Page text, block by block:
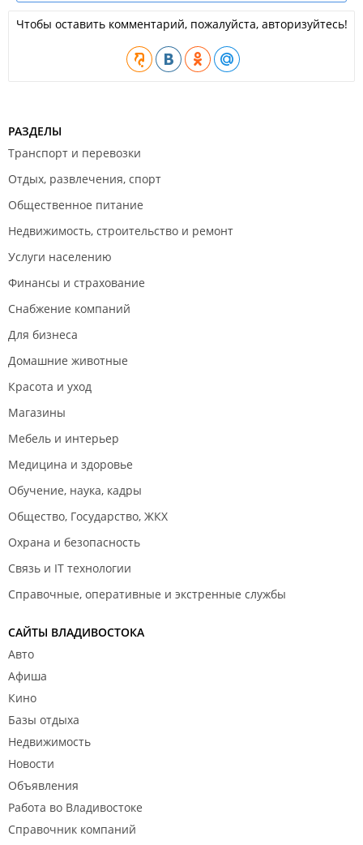
Чтобы оставить комментарий, пожалуйста, авторизуйтесь!
РАЗДЕЛЫ
Транспорт и перевозки
Отдых, развлечения, спорт
Общественное питание
Недвижимость, строительство и ремонт
Услуги населению
Финансы и страхование
Снабжение компаний
Для бизнеса
Домашние животные
Красота и уход
Магазины
Мебель и интерьер
Медицина и здоровье
Обучение, наука, кадры
Общество, Государство, ЖКХ
Охрана и безопасность
Связь и IT технологии
Справочные, оперативные и экстренные службы
САЙТЫ ВЛАДИВОСТОКА
Авто
Афиша
Кино
Базы отдыха
Недвижимость
Новости
Объявления
Работа во Владивостоке
Справочник компаний